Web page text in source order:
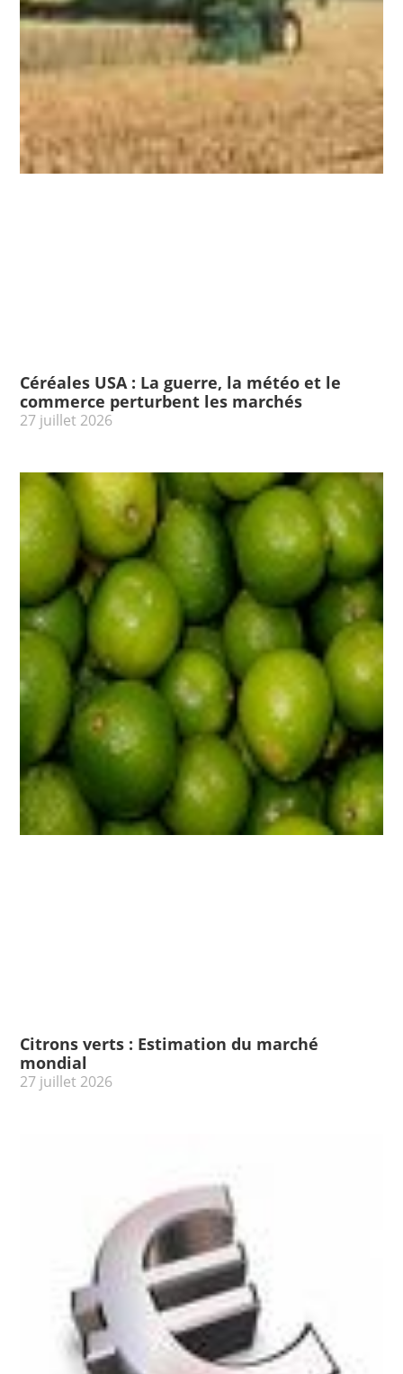
Céréales USA : La guerre, la météo et le
commerce perturbent les marchés
27 juillet 2026
Citrons verts : Estimation du marché
mondial
27 juillet 2026